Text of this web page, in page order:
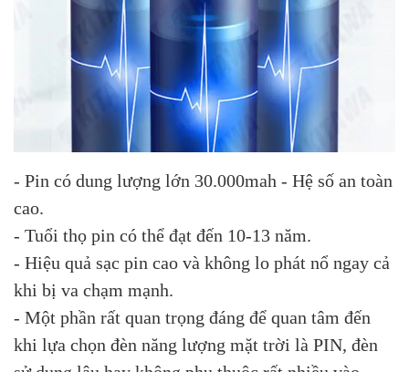
- Pin có dung lượng lớn 30.000mah - Hệ số an toàn
cao.
- Tuổi thọ pin có thể đạt đến 10-13 năm.
- Hiệu quả sạc pin cao và không lo phát nổ ngay cả
khi bị va chạm mạnh.
- Một phần rất quan trọng đáng để quan tâm đến
khi lựa chọn đèn năng lượng mặt trời là PIN, đèn